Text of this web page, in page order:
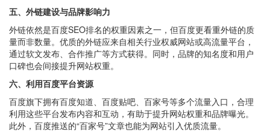
五、外链建设与品牌影响力
外链依然是百度SEO排名的权重因素之一，但百度更看重外链的质
量而非数量。优质的外链应来自相关行业权威网站或高流量平台，
通过软文发布、合作推广等方式获得。同时，品牌的知名度和用户
口碑也会间接提升网站权重。
六、利用百度平台资源
百度旗下拥有百度知道、百度贴吧、百家号等多个流量入口，合理
利用这些平台发布内容和互动，有助于提升网站权重和品牌曝光。
此外，百度推送的“百家号”文章也能为网站引入优质流量。